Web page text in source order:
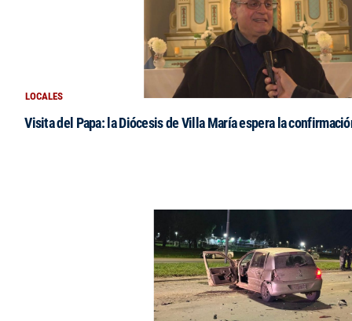
LOCALES
Visita del Papa: la Diócesis de Villa María espera la